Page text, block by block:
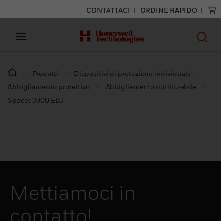
CONTATTACI ORDINE RAPIDO
Prodotti
Dispositivi di protezione individuale
Abbigliamento protettivo
Abbigliamento riutilizzabile
Spacel 3000 EBJ
Mettiamoci in
contatto!